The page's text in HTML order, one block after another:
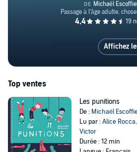
Les
Affichez
Top ventes
Les punitions
De : Michaël
Lu par :Alice Rocca,
Victor
Durée : 12 min